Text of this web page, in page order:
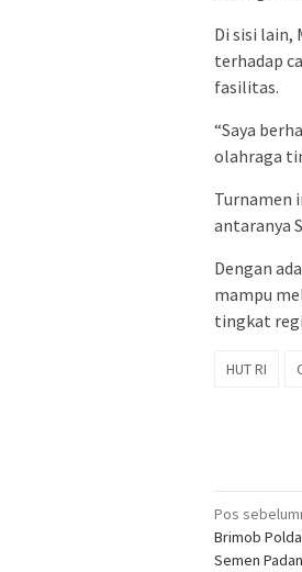
Di sisi lain,
terhadap
fasilitas.
“Saya
olahraga
Turnamen
antaranya
Dengan
mampu
tingkat
HUT RI
pos
Pos
Brimob
Semen